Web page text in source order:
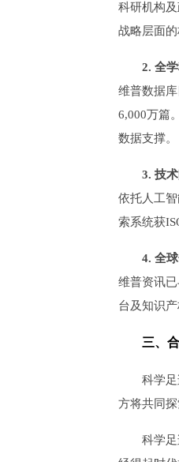
科研机构
战略层面的
2‌. 全
维普数据
6,000万篇
数据支撑。
3. 技
依托人工
索系统获
4. 全
维普资讯
台及知识
三、
科学
方将共同
科学